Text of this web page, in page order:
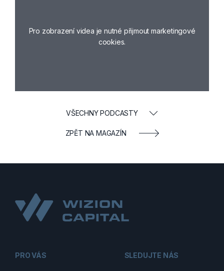
Pro zobrazení videa je nutné přijmout marketingové
cookies.
VŠECHNY PODCASTY
ZPĚT NA MAGAZÍN
PRO VÁS SLEDUJTE NÁS